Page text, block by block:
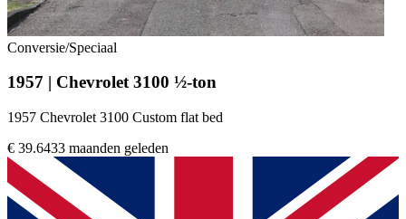
Conversie/Speciaal
1957 | Chevrolet 3100 ½-ton
1957 Chevrolet 3100 Custom flat bed
€ 39.6433 maanden geleden